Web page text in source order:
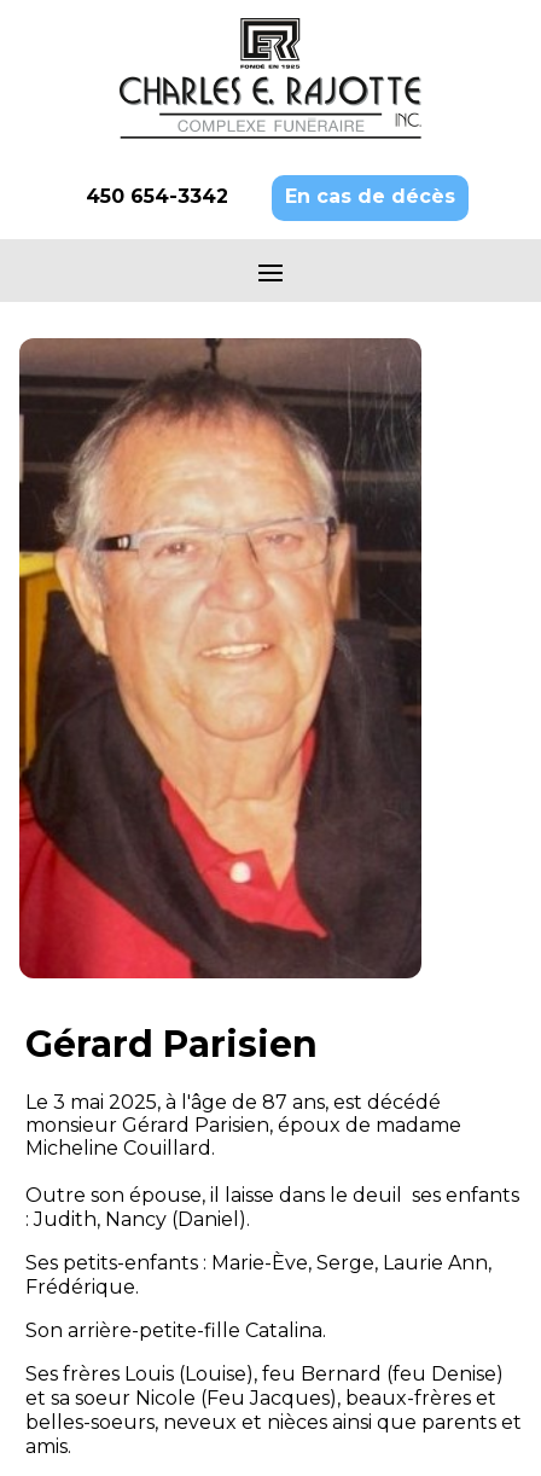
450 654-3342 En cas de décès
Gérard Parisien
Le 3 mai 2025, à l'âge de 87 ans, est décédé
monsieur Gérard Parisien, époux de madame
Micheline Couillard.
Outre son épouse, il laisse dans le deuil ses enfants
: Judith, Nancy (Daniel).
Ses petits-enfants : Marie-Ève, Serge, Laurie Ann,
Frédérique.
Son arrière-petite-fille Catalina.
Ses frères Louis (Louise), feu Bernard (feu Denise)
et sa soeur Nicole (Feu Jacques), beaux-frères et
belles-soeurs, neveux et nièces ainsi que parents et
amis.